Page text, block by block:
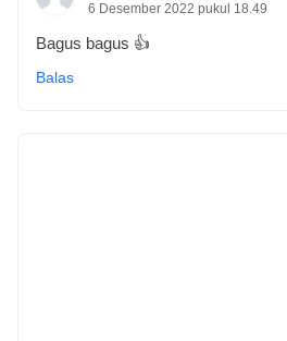
6 Desember 2022 pukul 18.49
Bagus bagus 👍
Balas